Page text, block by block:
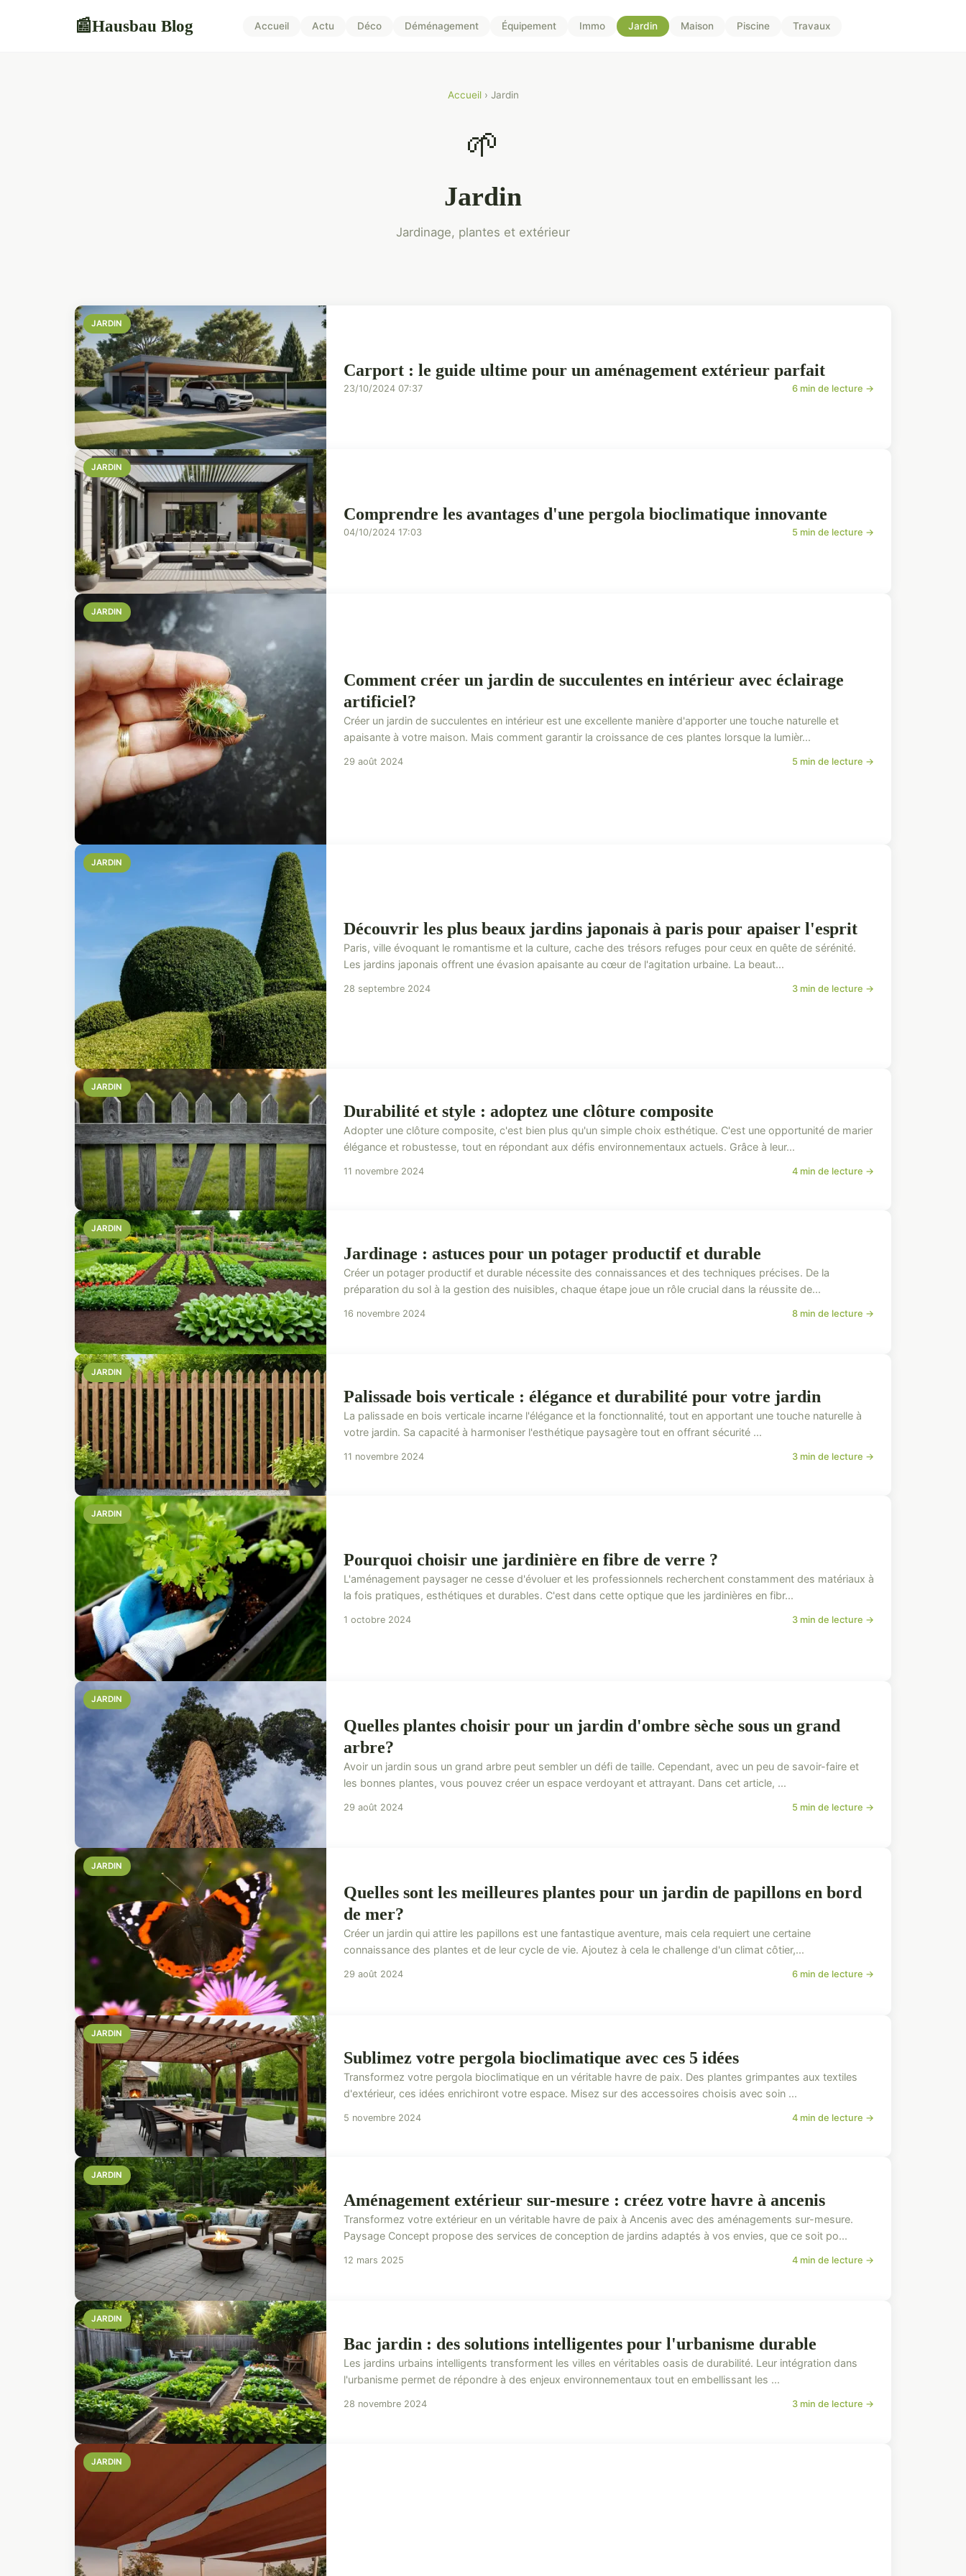
📰Hausbau Blog Accueil Actu Déco Déménagement Équipement Immo Jardin Maison Piscine Travaux
Accueil› Jardin
🌱
Jardin
Jardinage, plantes et extérieur
JARDIN
Carport : le guide ultime pour un aménagement extérieur parfait
23/10/2024 07:37 6 min de lecture →
JARDIN
Comprendre les avantages d'une pergola bioclimatique innovante
04/10/2024 17:03 5 min de lecture →
JARDIN
Comment créer un jardin de succulentes en intérieur avec éclairage
artificiel?
Créer un jardin de succulentes en intérieur est une excellente manière d'apporter une touche naturelle et
apaisante à votre maison. Mais comment garantir la croissance de ces plantes lorsque la lumièr...
29 août 2024 5 min de lecture →
JARDIN
Découvrir les plus beaux jardins japonais à paris pour apaiser l'esprit
Paris, ville évoquant le romantisme et la culture, cache des trésors refuges pour ceux en quête de sérénité.
Les jardins japonais offrent une évasion apaisante au cœur de l'agitation urbaine. La beaut...
28 septembre 2024 3 min de lecture →
JARDIN
Durabilité et style : adoptez une clôture composite
Adopter une clôture composite, c'est bien plus qu'un simple choix esthétique. C'est une opportunité de marier
élégance et robustesse, tout en répondant aux défis environnementaux actuels. Grâce à leur...
11 novembre 2024 4 min de lecture →
JARDIN
Jardinage : astuces pour un potager productif et durable
Créer un potager productif et durable nécessite des connaissances et des techniques précises. De la
préparation du sol à la gestion des nuisibles, chaque étape joue un rôle crucial dans la réussite de...
16 novembre 2024 8 min de lecture →
JARDIN
Palissade bois verticale : élégance et durabilité pour votre jardin
La palissade en bois verticale incarne l'élégance et la fonctionnalité, tout en apportant une touche naturelle à
votre jardin. Sa capacité à harmoniser l'esthétique paysagère tout en offrant sécurité ...
11 novembre 2024 3 min de lecture →
JARDIN
Pourquoi choisir une jardinière en fibre de verre ?
L'aménagement paysager ne cesse d'évoluer et les professionnels recherchent constamment des matériaux à
la fois pratiques, esthétiques et durables. C'est dans cette optique que les jardinières en fibr...
1 octobre 2024 3 min de lecture →
JARDIN
Quelles plantes choisir pour un jardin d'ombre sèche sous un grand
arbre?
Avoir un jardin sous un grand arbre peut sembler un défi de taille. Cependant, avec un peu de savoir-faire et
les bonnes plantes, vous pouvez créer un espace verdoyant et attrayant. Dans cet article, ...
29 août 2024 5 min de lecture →
JARDIN
Quelles sont les meilleures plantes pour un jardin de papillons en bord
de mer?
Créer un jardin qui attire les papillons est une fantastique aventure, mais cela requiert une certaine
connaissance des plantes et de leur cycle de vie. Ajoutez à cela le challenge d'un climat côtier,...
29 août 2024 6 min de lecture →
JARDIN
Sublimez votre pergola bioclimatique avec ces 5 idées
Transformez votre pergola bioclimatique en un véritable havre de paix. Des plantes grimpantes aux textiles
d'extérieur, ces idées enrichiront votre espace. Misez sur des accessoires choisis avec soin ...
5 novembre 2024 4 min de lecture →
JARDIN
Aménagement extérieur sur-mesure : créez votre havre à ancenis
Transformez votre extérieur en un véritable havre de paix à Ancenis avec des aménagements sur-mesure.
Paysage Concept propose des services de conception de jardins adaptés à vos envies, que ce soit po...
12 mars 2025 4 min de lecture →
JARDIN
Bac jardin : des solutions intelligentes pour l'urbanisme durable
Les jardins urbains intelligents transforment les villes en véritables oasis de durabilité. Leur intégration dans
l'urbanisme permet de répondre à des enjeux environnementaux tout en embellissant les ...
28 novembre 2024 3 min de lecture →
JARDIN